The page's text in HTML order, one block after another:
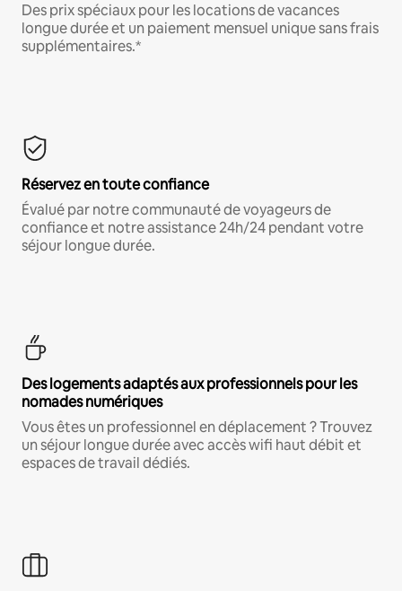
Des prix spéciaux pour les locations de vacances
longue durée et un paiement mensuel unique sans frais
supplémentaires.*
Réservez en toute confiance
Évalué par notre communauté de voyageurs de
confiance et notre assistance 24h/24 pendant votre
séjour longue durée.
Des logements adaptés aux professionnels pour les
nomades numériques
Vous êtes un professionnel en déplacement ? Trouvez
un séjour longue durée avec accès wifi haut débit et
espaces de travail dédiés.